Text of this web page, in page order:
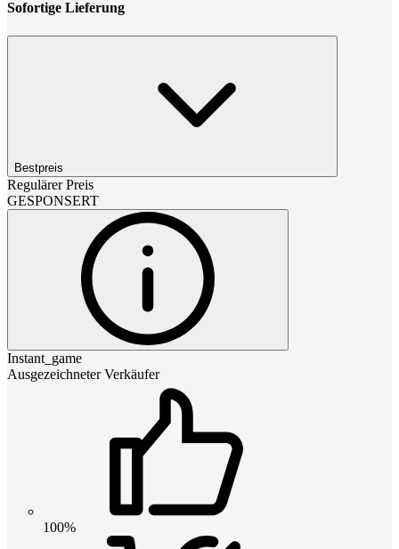
Sofortige Lieferung
Bestpreis
Regulärer Preis
GESPONSERT
Instant_game
Ausgezeichneter Verkäufer
100%